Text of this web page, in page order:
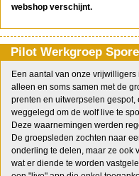
webshop verschijnt.
Pilot Werkgroep
Een aantal van onze
alleen en soms samen met de
prenten en uitwerpselen
weggelegd om de wolf live te
Deze waarnemingen werden
De groepsleden zochten naar
onderling te delen, maar ze ook
wat er diende te worden